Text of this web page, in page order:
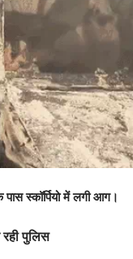
स्कॉर्पियो में लगी आग।
पुलिस